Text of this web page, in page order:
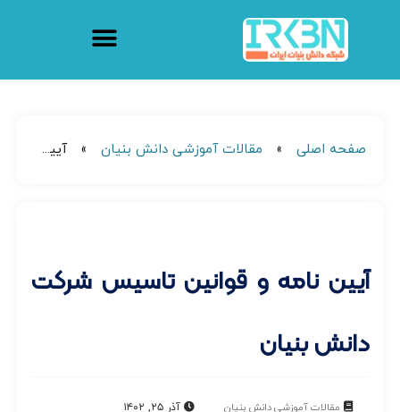
صفحه اصلی» مقالات آموزشی دانش بنیان»آیین نامه و قوانین تاسیس شرکت دانش بنیان
آیین نامه و قوانین تاسیس شرکت
دانش بنیان
مقالات آموزشی دانش بنیان آذر ۲۵, ۱۴۰۲